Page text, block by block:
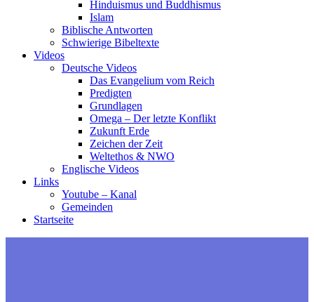
Hinduismus und Buddhismus
Islam
Biblische Antworten
Schwierige Bibeltexte
Videos
Deutsche Videos
Das Evangelium vom Reich
Predigten
Grundlagen
Omega – Der letzte Konflikt
Zukunft Erde
Zeichen der Zeit
Weltethos & NWO
Englische Videos
Links
Youtube – Kanal
Gemeinden
Startseite